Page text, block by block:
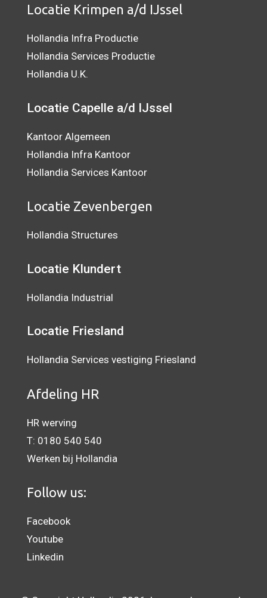
Locatie Krimpen a/d IJssel
Hollandia Infra Productie
Hollandia Services Productie
Hollandia U.K.
Locatie Capelle a/d IJssel
Kantoor Algemeen
Hollandia Infra Kantoor
Hollandia Services Kantoor
Locatie Zevenbergen
Hollandia Structures
Locatie Klundert
Hollandia Industrial
Locatie Friesland
Hollandia Services vestiging Friesland
Afdeling HR
HR werving
T: 0180 540 540
Werken bij Hollandia
Follow us:
Facebook
Youtube
Linkedin